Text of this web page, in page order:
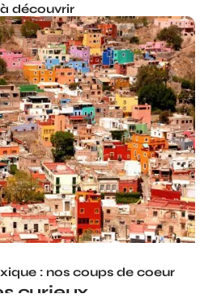
découvrir
: nos coups de coeur
curieux